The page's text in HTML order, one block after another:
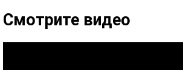
Смотрите видео